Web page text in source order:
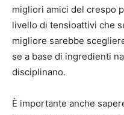
migliori amici del crespo
livello di tensioattivi che
migliore sarebbe
se a base di ingredienti
disciplinano.
È importante anche